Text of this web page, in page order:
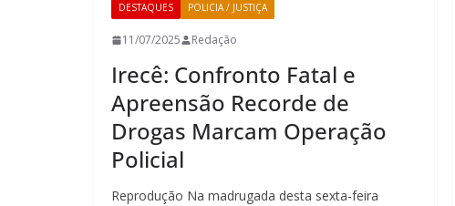
DESTAQUES POLICIA / JUSTIÇA
11/07/2025 Redação
Irecê: Confronto Fatal e
Apreensão Recorde de
Drogas Marcam Operação
Policial
Reprodução Na madrugada desta sexta-feira